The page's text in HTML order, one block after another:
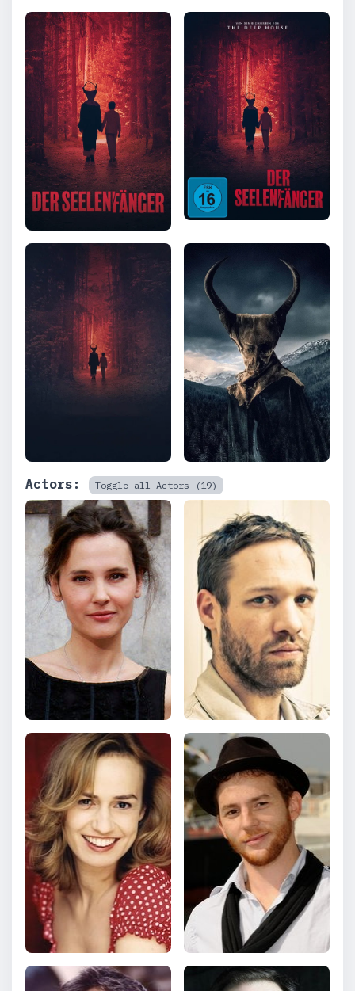
Actors: Toggle all Actors (19)